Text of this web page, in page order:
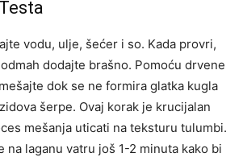
vodu, ulje, šećer i so. Kada provri,
dodajte brašno. Pomoću drvene
dok se ne formira glatka kugla
šerpe. Ovaj korak je krucijalan
mešanja uticati na teksturu tulumbi.
na laganu vatru još 1-2 minuta kako bi